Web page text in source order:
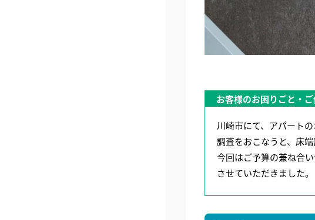
お客様のお困りごと・
川崎市にて、アパート
調査をおこなうと、床
今回はご予算の兼ね合
させていただきました。